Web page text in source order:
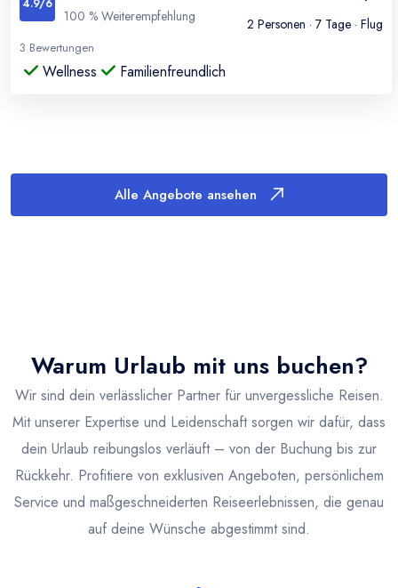
4.9/6
100 % Weiterempfehlung 2 Personen · 7 Tage · Flug
3 Bewertungen
Wellness Familienfreundlich
Alle Angebote ansehen
Warum Urlaub mit uns buchen?
Wir sind dein verlässlicher Partner für unvergessliche Reisen.
Mit unserer Expertise und Leidenschaft sorgen wir dafür, dass
dein Urlaub reibungslos verläuft – von der Buchung bis zur
Rückkehr. Profitiere von exklusiven Angeboten, persönlichem
Service und maßgeschneiderten Reiseerlebnissen, die genau
auf deine Wünsche abgestimmt sind.